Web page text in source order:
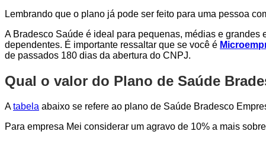
Lembrando que o plano já pode ser feito para uma pessoa
A Bradesco Saúde é ideal para pequenas, médias e grandes
dependentes. É importante ressaltar que se você é
de passados 180 dias da abertura do CNPJ.
Qual o valor do Plano de Saúde
Atabela abaixo se refere ao plano de Saúde Bradesco
Para empresa Mei considerar um agravo de 10% a mais